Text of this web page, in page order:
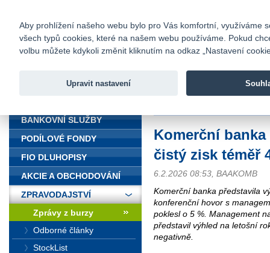
Fio banka
Fio banka
Komerční banka
čistý zisk téměř
6.2.2026 08:53, BAAKOMB
Komerční banka představila
konferenční hovor s
poklesl o 5 %. Management
představil výhled na letošní
negativně.
BANKOVNÍ SLUŽBY
PODÍLOVÉ FONDY
FIO DLUHOPISY
AKCIE A OBCHODOVÁNÍ
ZPRAVODAJSTVÍ
Zprávy z burzy
Odborné články
StockList
Aby prohlížení našeho webu bylo pro Vás komfortní, využíváme
všech typů cookies, které na našem webu používáme. Pokud
volbu můžete kdykoli změnit kliknutím na odkaz „Nastavení
Upravit nastavení